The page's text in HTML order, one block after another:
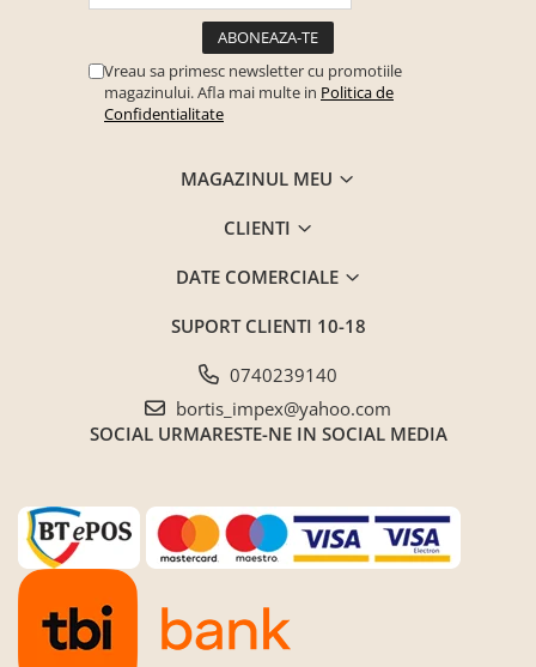
Oale sub presiune
Prajitoare paine
Storcatoare
Paturi tapitate , Canapele si Coltare
Paturi tapitate dormitor
Paturi tapitate dormitor
Jaluzele verticale la comanda
Promotia saptamanii (extra
discount ) - %
Produse cu livrare in 24H
Mobilier clasic/rustic/vintage
Mobilier tapitat
Paturi tapitate dormitor
Toate Produsele
Vreau sa primesc newsletter cu promotiile
magazinului. Afla mai multe in Politica de
Confidentialitate
MAGAZINUL MEU
CLIENTI
DATE COMERCIALE
SUPORT CLIENTI 10-18
0740239140
bortis_impex@yahoo.com
SOCIAL URMARESTE-NE IN SOCIAL MEDIA